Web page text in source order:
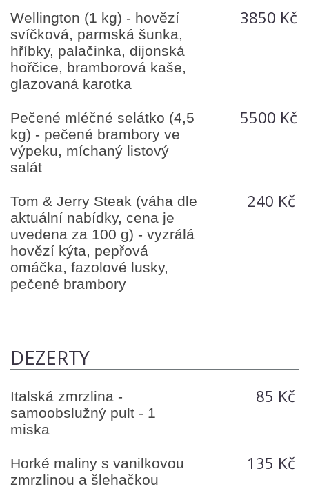
Wellington (1 kg) - hovězí
svíčková, parmská šunka,
hříbky, palačinka, dijonská
hořčice, bramborová kaše,
glazovaná karotka
3850 Kč
Pečené mléčné selátko (4,5
kg) - pečené brambory ve
výpeku, míchaný listový
salát
5500 Kč
Tom & Jerry Steak (váha dle
aktuální nabídky, cena je
uvedena za 100 g) - vyzrálá
hovězí kýta, pepřová
omáčka, fazolové lusky,
pečené brambory
240 Kč
DEZERTY
Italská zmrzlina -
samoobslužný pult - 1
miska
85 Kč
Horké maliny s vanilkovou
zmrzlinou a šlehačkou
135 Kč